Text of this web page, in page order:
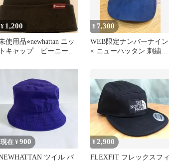
¥ 1,200
使用品⭐︎newhattan ニッ
トキャップ ビーニー
¥ 7,300
WEB限定ナンバーナイン
× ニューハッタン 刺繍ス
現在 ¥900
ツイル バ
¥2,900
FLEXFIT フレックスフィ